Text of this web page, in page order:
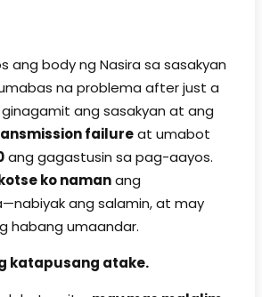
ang body ng Nasira sa sasakyan
na problema after just a
ang sasakyan at ang
failureat umabot
ang gagastusin sa pag-aayos.
ko namanang
ang salamin, at may
habang umaandar.
katapusang atake.